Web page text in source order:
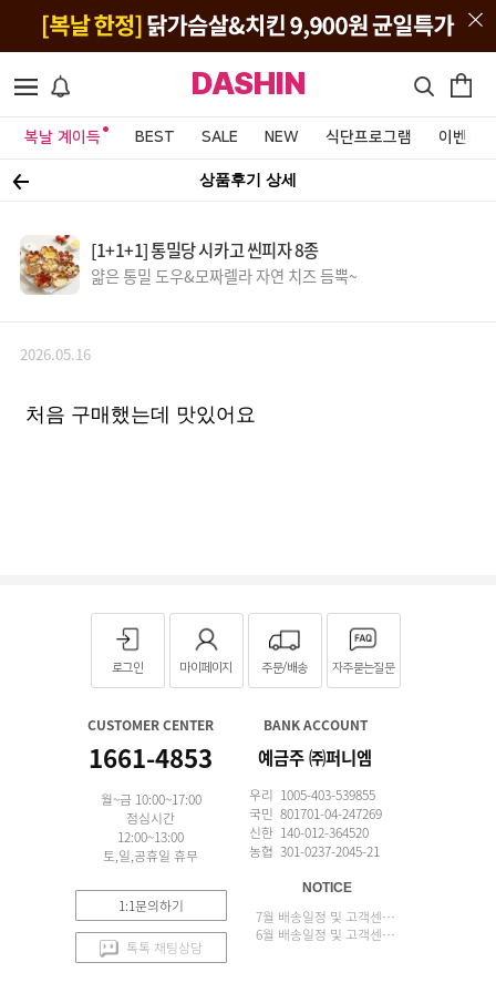
DASHIN
복날 계이득 BEST SALE NEW 식단프로그램 이벤트&
상품후기 상세
[1+1+1] 통밀당 시카고 씬피자 8종
얇은 통밀 도우&모짜렐라 자연 치즈 듬뿍~
2026.05.16
처음 구매했는데 맛있어요
로그인 마이페이지 주문/배송 자주묻는질문
CUSTOMER CENTER
1661-4853
월~금 10:00~17:00
점심시간
12:00~13:00
토,일,공휴일 휴무
1:1문의하기
톡톡 채팅상담
BANK ACCOUNT
예금주 ㈜퍼니엠
우리 1005-403-539855
국민 801701-04-247269
신한 140-012-364520
농협 301-0237-2045-21
NOTICE
7월 배송일정 및 고객센터 업무 안내
6월 배송일정 및 고객센터 업무 안내